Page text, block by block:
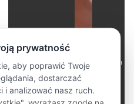
MIEJSCE NA WKŁADKI